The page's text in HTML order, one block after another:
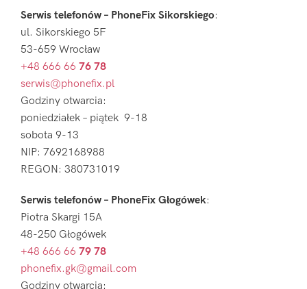
Serwis telefonów – PhoneFix Sikorskiego:
ul. Sikorskiego 5F
53-659 Wrocław
+48 666 66 76 78
serwis@phonefix.pl
Godziny otwarcia:
poniedziałek – piątek 9-18
sobota 9-13
NIP: 7692168988
REGON: 380731019
Serwis telefonów – PhoneFix Głogówek:
Piotra Skargi 15A
48-250 Głogówek
+48 666 66 79 78
phonefix.gk@gmail.com
Godziny otwarcia: